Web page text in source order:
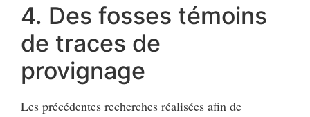
4. Des fosses témoins
de traces de
provignage
Les précédentes recherches réalisées afin de